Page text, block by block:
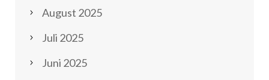
August 2025
Juli 2025
Juni 2025